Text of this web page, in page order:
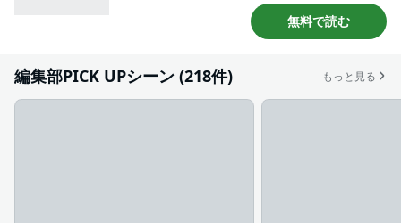
#主人公が10代女性無料で読む
編集部PICK UPシーン (218件) もっと見る